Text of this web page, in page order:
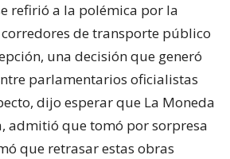
refirió a la polémica por la
de transporte público
una decisión que generó
parlamentarios oficialistas
dijo esperar que La Moneda
admitió que tomó por sorpresa
que retrasar estas obras